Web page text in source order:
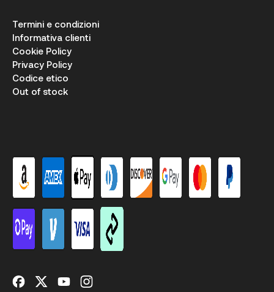
Termini e condizioni
Informativa clienti
Cookie Policy
Privacy Policy
Codice etico
Out of stock